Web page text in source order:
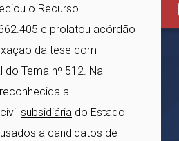
o Recurso
e prolatou acórdão
da tese com
do Tema nº 512. Na
a
subsidiária do Estado
a candidatos de